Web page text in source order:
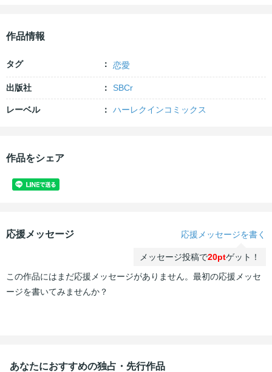
作品情報
タグ 恋愛
出版社 SBCr
レーベル ハーレクインコミックス
作品をシェア
応援メッセージ 応援メッセージを書く
メッセージ投稿で20ptゲット！
この作品にはまだ応援メッセージがありません。最初の応援メッセ
ージを書いてみませんか？
あなたにおすすめの独占・先行作品